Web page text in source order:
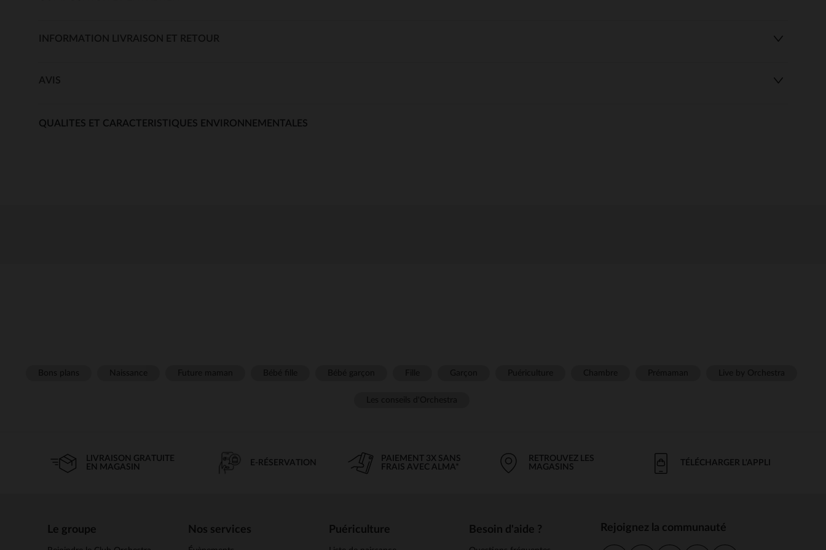
INFORMATION LIVRAISON ET RETOUR
AVIS
QUALITES ET CARACTERISTIQUES ENVIRONNEMENTALES
LIVRAISON GRATUITE
EN MAGASIN
E-RÉSERVATION
PAIEMENT 3X SANS
FRAIS AVEC ALMA*
RETROUVEZ LES
MAGASINS
TÉLÉCHARGER L'APPLI
Le groupe Nos services Puériculture Besoin d'aide ? Rejoignez la communauté